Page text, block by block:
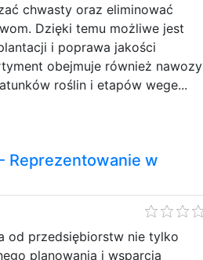
chwasty oraz eliminować
Dzięki temu możliwe jest
i poprawa jakości
obejmuje również nawozy
roślin i etapów wege...
Reprezentowanie w
od przedsiębiorstw nie tylko
planowania i wsparcia